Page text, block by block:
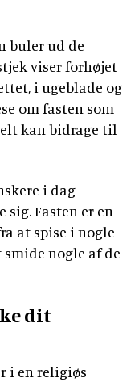
buler ud de
viser forhøjet
i ugeblade og
om fasten som
kan bidrage til
i dag
Fasten er en
at spise i nogle
nogle af de
dit
i en religiøs